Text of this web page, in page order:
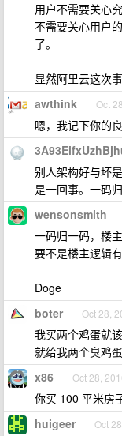
用户不需要关心
不需要关心用户
了。
显然阿里云这次
awthink Oct
嗯，我记下你的良
别人架构好与坏
是一回事。一码
wensonsmith
一码归一码，楼
要不是楼主逻辑
Doge
boter Oct 28,
我买两个鸡蛋就
就给我两个臭鸡蛋
x86 Oct 28,
你买 100 平米房
huigeer Oct